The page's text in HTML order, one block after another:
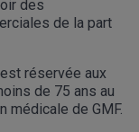
des
de la part
réservée aux
de 75 ans au
médicale de GMF.